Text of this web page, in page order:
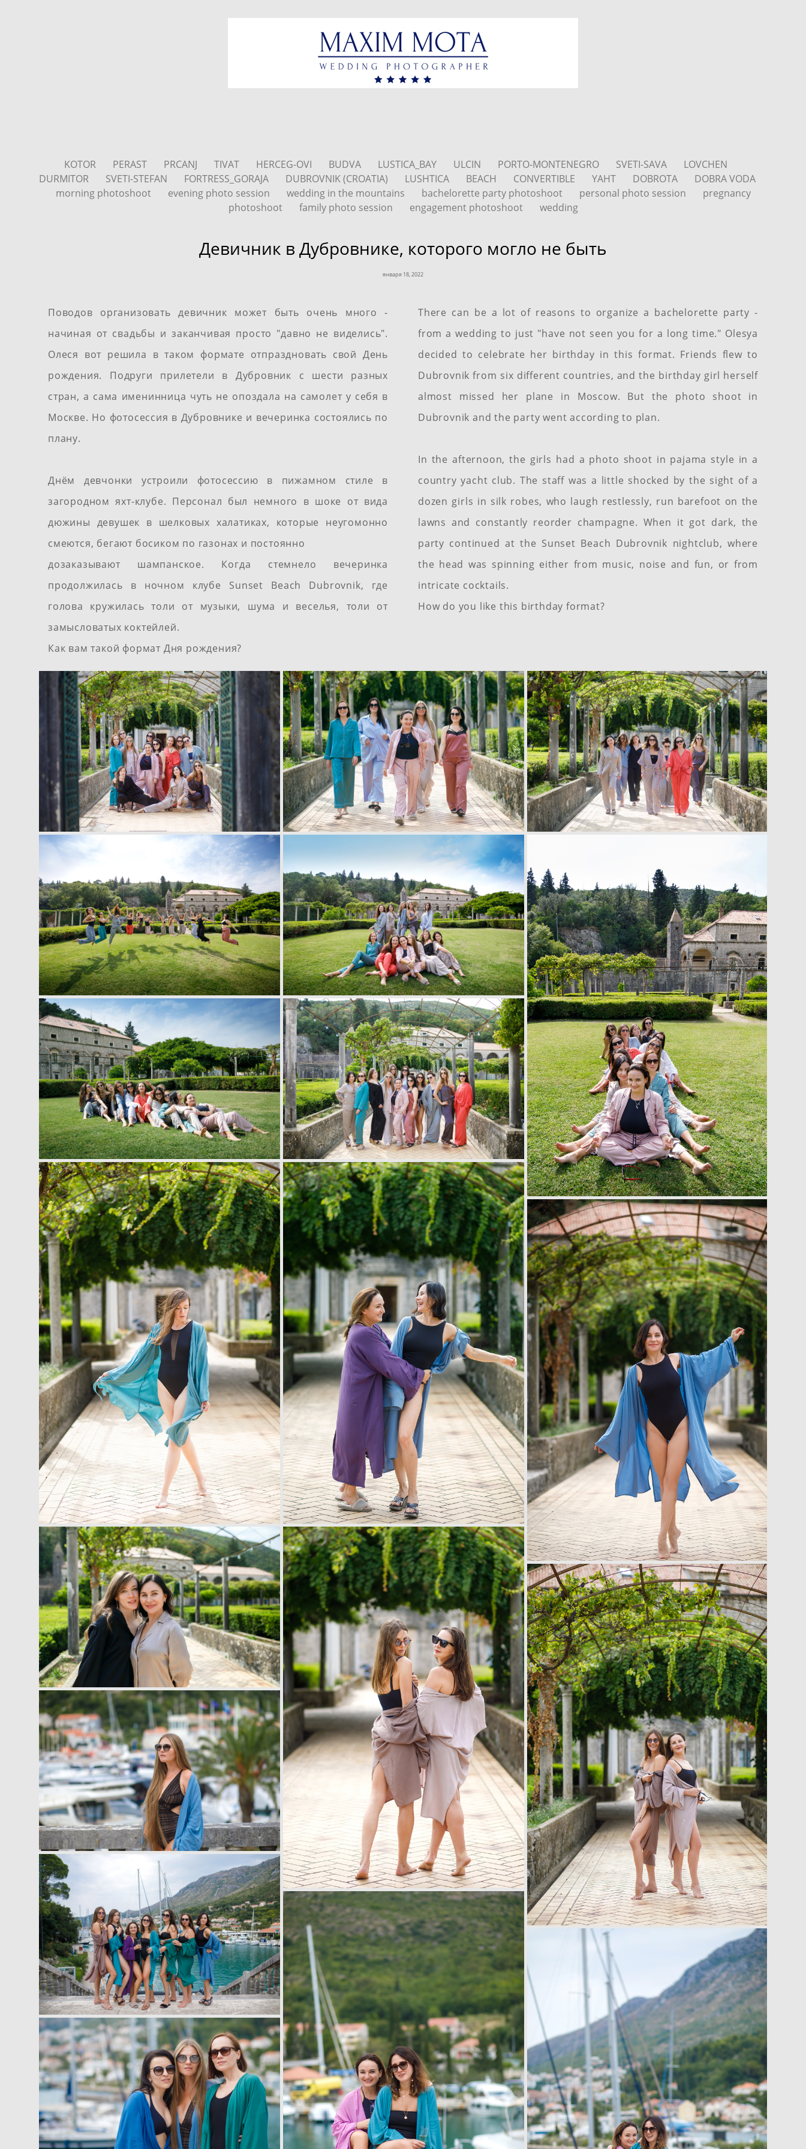
KOTOR PERAST PRCANJ TIVAT HERCEG-OVI BUDVA LUSTICA_BAY ULCIN PORTO-MONTENEGRO SVETI-SAVA
LOVCHEN
DURMITOR
SVETI-STEFAN FORTRESS_GORAJA DUBROVNIK (CROATIA) LUSHTICA BEACH CONVERTIBLE YAHT DOBROTA
DOBRA VODA
morning photoshoot
evening photo session wedding in the mountains bachelorette party photoshoot personal photo session
pregnancy
photoshoot
family photo session engagement photoshoot wedding
Девичник в Дубровнике, которого могло не быть
января 18, 2022
Поводов организовать девичник может быть очень много -
начиная от свадьбы и заканчивая просто "давно не виделись".
Олеся вот решила в таком формате отпраздновать свой День
рождения. Подруги прилетели в Дубровник с шести разных
стран, а сама именинница чуть не опоздала на самолет у себя в
Москве. Но фотосессия в Дубровнике и вечеринка состоялись по
плану.
Днём девчонки устроили фотосессию в пижамном стиле в
загородном яхт-клубе. Персонал был немного в шоке от вида
дюжины девушек в шелковых халатиках, которые неугомонно
смеются, бегают босиком по газонах и постоянно
дозаказывают шампанское. Когда стемнело вечеринка
продолжилась в ночном клубе Sunset Beach Dubrovnik, где
голова кружилась толи от музыки, шума и веселья, толи от
замысловатых коктейлей.
Как вам такой формат Дня рождения?
There can be a lot of reasons to organize a bachelorette party -
from a wedding to just "have not seen you for a long time." Olesya
decided to celebrate her birthday in this format. Friends flew to
Dubrovnik from six different countries, and the birthday girl herself
almost missed her plane in Moscow. But the photo shoot in
Dubrovnik and the party went according to plan.
In the afternoon, the girls had a photo shoot in pajama style in a
country yacht club. The staff was a little shocked by the sight of a
dozen girls in silk robes, who laugh restlessly, run barefoot on the
lawns and constantly reorder champagne. When it got dark, the
party continued at the Sunset Beach Dubrovnik nightclub, where
the head was spinning either from music, noise and fun, or from
intricate cocktails.
How do you like this birthday format?